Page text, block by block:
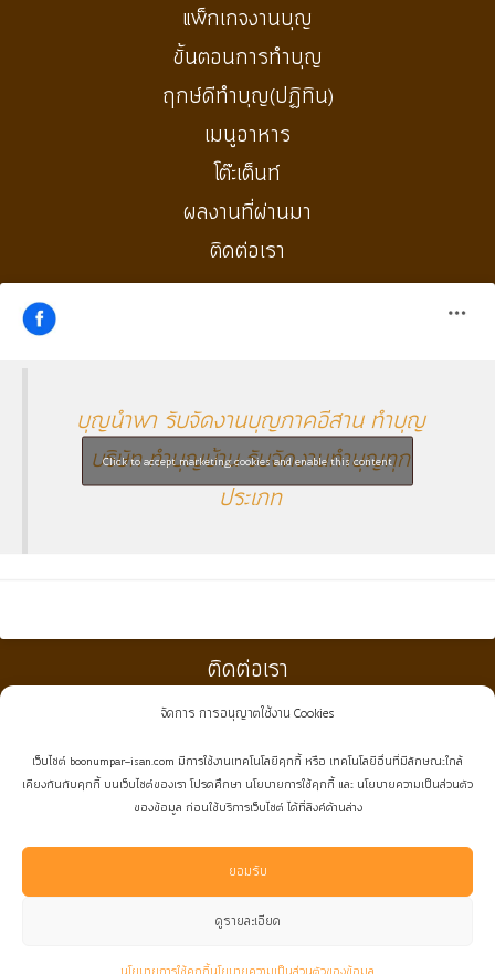
จัดการ การอนุญาตใช้งาน Cookies
เว็บไซต์ boonumpar-isan.com มีการใช้งานเทคโนโลยีคุกกี้ หรือ เทคโนโลยีอื่นที่มีลักษณะใกล้
เคียงกันกับคุกกี้ บนเว็บไซต์ของเรา โปรดศึกษา นโยบายการใช้คุกกี้ และ นโยบายความเป็นส่วนตัว
ของข้อมูล ก่อนใช้บริการเว็บไซต์ ได้ที่ลิงค์ด้านล่าง
ยอมรับ
ดูรายละเอียด
แพ็กเกจงานบุญ
ขั้นตอนการทำบุญ
ฤกษ์ดีทำบุญ(ปฏิทิน)
เมนูอาหาร
โต๊ะเต็นท์
ผลงานที่ผ่านมา
ติดต่อเรา
บุญนำพา รับจัดงานบุญภาคอีสาน ทำบุญ
บริษัท ทำบุญบ้าน รับจัดงานทำบุญทุก
ประเภท
Click to accept marketing cookies and enable this content
ติดต่อเรา
:0891454922,0829661999(กดโทรเลย)
:boonumpar.isan@gmail.com
:facebook.com/boonumpar.isan
:@boonumpar.isan(ใส่@นำหน้าด้วย^^)